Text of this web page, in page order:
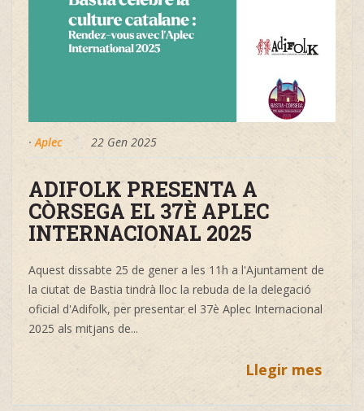
·Aplec 22 Gen 2025
ADIFOLK PRESENTA A
CÒRSEGA EL 37È APLEC
INTERNACIONAL 2025
Aquest dissabte 25 de gener a les 11h a l'Ajuntament de
la ciutat de Bastia tindrà lloc la rebuda de la delegació
oficial d'Adifolk, per presentar el 37è Aplec Internacional
2025 als mitjans de...
Llegir mes